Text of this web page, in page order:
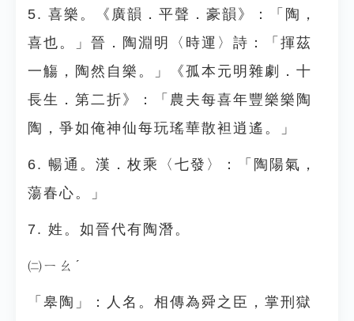
5. 喜樂。《廣韻．平聲．豪韻》：「陶，
喜也。」晉．陶淵明〈時運〉詩：「揮茲
一觴，陶然自樂。」《孤本元明雜劇．十
長生．第二折》：「農夫每喜年豐樂樂陶
陶，爭如俺神仙每玩瑤華散袒逍遙。」
6. 暢通。漢．枚乘〈七發〉：「陶陽氣，
蕩春心。」
7. 姓。如晉代有陶潛。
㈡ㄧㄠˊ
「皋陶」：人名。相傳為舜之臣，掌刑獄